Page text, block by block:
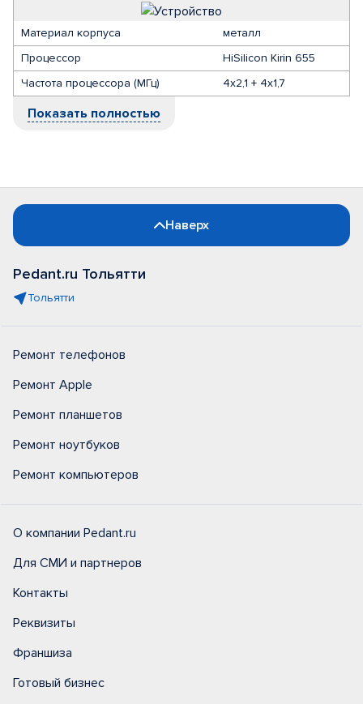
Материал корпуса
металл
Процессор
HiSilicon Kirin 655
Частота процессора (МГц)
4х2,1 + 4х1,7
Показать полностью
Наверх
Pedant.ru Тольятти
Тольятти
Ремонт телефонов
Ремонт Apple
Ремонт планшетов
Ремонт ноутбуков
Ремонт компьютеров
О компании Pedant.ru
Для СМИ и партнеров
Контакты
Реквизиты
Франшиза
Готовый бизнес